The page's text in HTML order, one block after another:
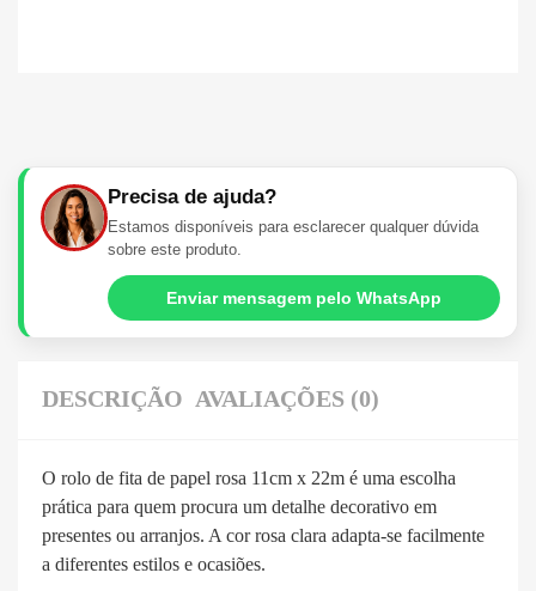
Precisa de ajuda?
Estamos disponíveis para esclarecer qualquer dúvida
sobre este produto.
Enviar mensagem pelo WhatsApp
DESCRIÇÃO AVALIAÇÕES (0)
O rolo de fita de papel rosa 11cm x 22m é uma escolha
prática para quem procura um detalhe decorativo em
presentes ou arranjos. A cor rosa clara adapta-se facilmente
a diferentes estilos e ocasiões.